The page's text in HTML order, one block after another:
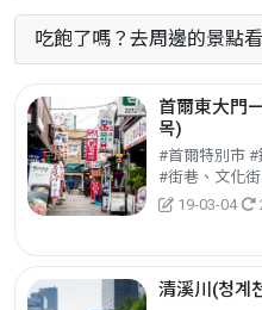
吃飽了嗎？去周邊的景點看
首爾東大門
목)
#首爾特別市 #
#街巷、文化
19-03-04
清溪川(청계